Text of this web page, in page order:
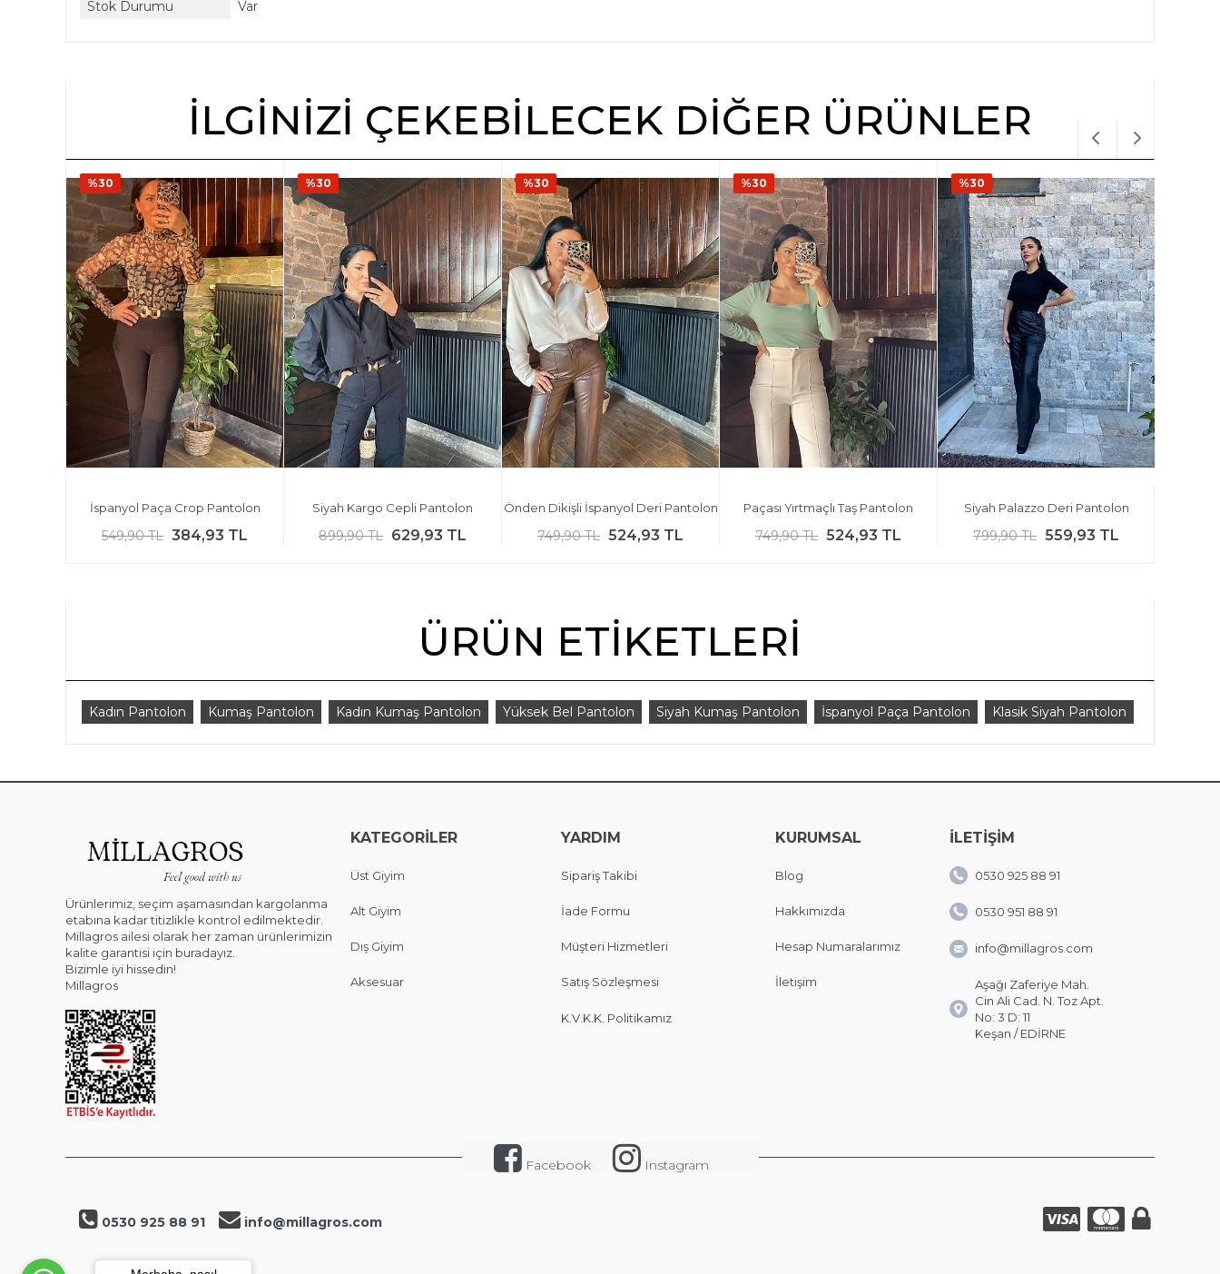
Stok Durumu
Var
İLGINIZI ÇEKEBILECEK DIĞER ÜRÜNLER
%30
İspanyol Paça Crop Pantolon
549,90 TL 384,93 TL
%30
Siyah Kargo Cepli Pantolon
899,90 TL 629,93 TL
%30
Önden Dikişli İspanyol Deri Pantolon
749,90 TL 524,93 TL
%30
Paçası Yırtmaçlı Taş Pantolon
749,90 TL 524,93 TL
%30
Siyah Palazzo Deri Pantolon
799,90 TL 559,93 TL
ÜRÜN ETIKETLERI
Kadın Pantolon Kumaş Pantolon Kadın Kumaş Pantolon Yüksek Bel Pantolon Siyah Kumaş Pantolon İspanyol Paça Pantolon Klasik Siyah Pantolon
Ürünlerimiz, seçim aşamasından kargolanma
etabına kadar titizlikle kontrol edilmektedir.
Millagros ailesi olarak her zaman ürünlerimizin
kalite garantisi için buradayız.
Bizimle iyi hissedin!
Millagros
KATEGORİLER
Üst Giyim
Alt Giyim
Dış Giyim
Aksesuar
YARDIM
Sipariş Takibi
İade Formu
Müşteri Hizmetleri
Satış Sözleşmesi
K.V.K.K. Politikamız
KURUMSAL
Blog
Hakkımızda
Hesap Numaralarımız
İletişim
İLETİŞİM
0530 925 88 91
0530 951 88 91
info@millagros.com
Aşağı Zaferiye Mah.
Cin Ali Cad. N. Toz Apt.
No: 3 D: 11
Keşan / EDİRNE
Facebook Instagram
0530 925 88 91 info@millagros.com